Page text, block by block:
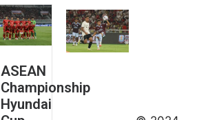
ASEAN
Championship
Hyundai